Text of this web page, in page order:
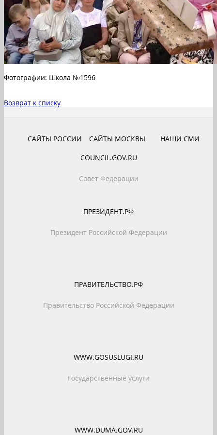
Фотографии: Школа №1596
Возврат к списку
САЙТЫ РОССИИ САЙТЫ МОСКВЫ НАШИ СМИ
COUNCIL.GOV.RU
Совет Федерации
ПРЕЗИДЕНТ.РФ
Президент Российской Федерации
ПРАВИТЕЛЬСТВО.РФ
Правительство Российской Федерации
WWW.GOSUSLUGI.RU
Государственные услуги
WWW.DUMA.GOV.RU